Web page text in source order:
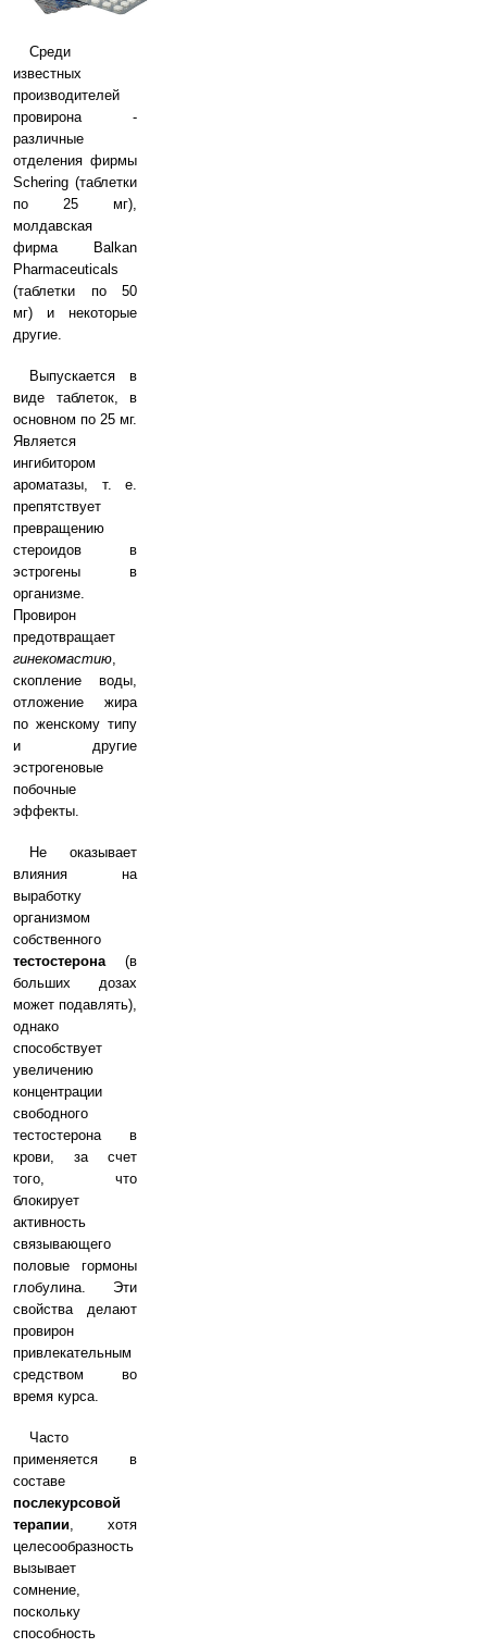
Среди
известных
производителей
провирона -
различные
отделения фирмы
Schering (таблетки
по 25 мг),
молдавская
фирма Balkan
Pharmaceuticals
(таблетки по 50
мг) и некоторые
другие.
Выпускается в
виде таблеток, в
основном по 25 мг.
Является
ингибитором
ароматазы, т. е.
препятствует
превращению
стероидов в
эстрогены в
организме.
Провирон
предотвращает
гинекомастию,
скопление воды,
отложение жира
по женскому типу
и другие
эстрогеновые
побочные
эффекты.
Не оказывает
влияния на
выработку
организмом
собственного
тестостерона(в
больших дозах
может подавлять),
однако
способствует
увеличению
концентрации
свободного
тестостерона в
крови, за счет
того, что
блокирует
активность
связывающего
половые гормоны
глобулина. Эти
свойства делают
провирон
привлекательным
средством во
время курса.
Часто
применяется в
составе
послекурсовой
терапии, хотя
целесообразность
вызывает
сомнение,
поскольку
способность